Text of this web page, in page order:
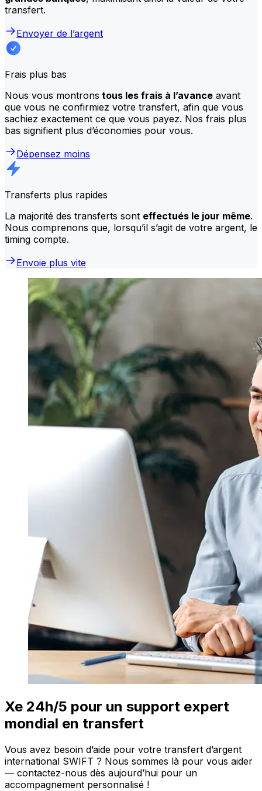
transfert.
Envoyer de l’argent
Frais plus bas
Nous vous montrons tous les frais à l’avance avant
que vous ne confirmiez votre transfert, afin que vous
sachiez exactement ce que vous payez. Nos frais plus
bas signifient plus d’économies pour vous.
Dépensez moins
Transferts plus rapides
La majorité des transferts sont effectués le jour même.
Nous comprenons que, lorsqu’il s’agit de votre argent, le
timing compte.
Envoie plus vite
Xe 24h/5 pour un support expert
mondial en transfert
Vous avez besoin d’aide pour votre transfert d’argent
international SWIFT ? Nous sommes là pour vous aider
— contactez-nous dès aujourd’hui pour un
accompagnement personnalisé !